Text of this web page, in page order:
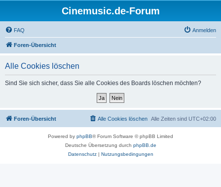
Cinemusic.de-Forum
FAQ Anmelden
Foren-Übersicht
Alle Cookies löschen
Sind Sie sich sicher, dass Sie alle Cookies des Boards löschen möchten?
Foren-Übersicht Alle Zeiten sind UTC+02:00
Alle Cookies löschen
Powered by phpBB® Forum Software © phpBB Limited
Deutsche Übersetzung durch phpBB.de
Datenschutz| Nutzungsbedingungen